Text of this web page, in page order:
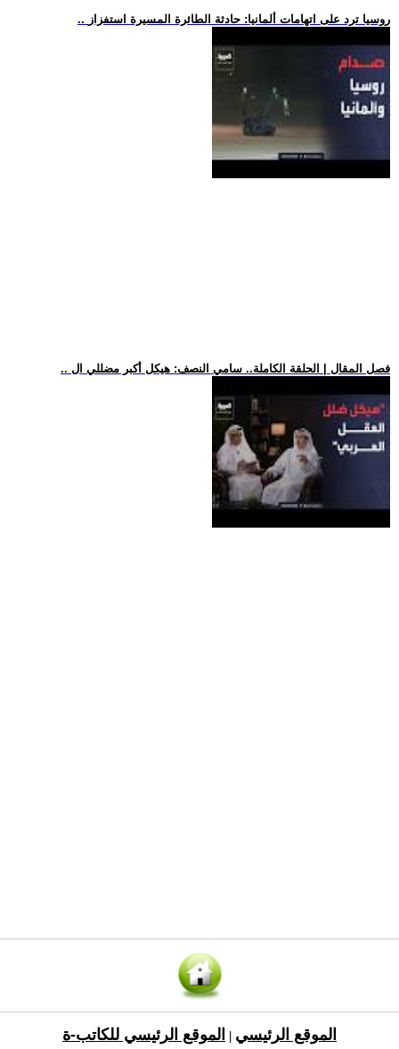
.. روسيا ترد على اتهامات ألمانيا: حادثة الطائرة المسيرة استفزاز
.. فصل المقال | الحلقة الكاملة.. سامي النصف: هيكل أكبر مضللي ال
الموقع الرئيسي الموقع الرئيسي للكاتب-ة